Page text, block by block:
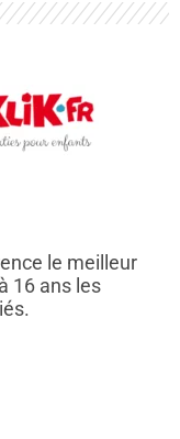
le meilleur
16 ans les